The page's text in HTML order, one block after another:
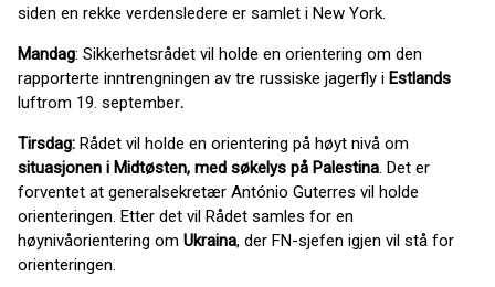
siden en rekke verdensledere er samlet i New York.
Mandag: Sikkerhetsrådet vil holde en orientering om den
rapporterte inntrengningen av tre russiske jagerfly i Estlands
luftrom 19. september.
Tirsdag: Rådet vil holde en orientering på høyt nivå om
situasjonen i Midtøsten, med søkelys på Palestina. Det er
forventet at generalsekretær António Guterres vil holde
orienteringen. Etter det vil Rådet samles for en
høynivåorientering om Ukraina, der FN-sjefen igjen vil stå for
orienteringen.